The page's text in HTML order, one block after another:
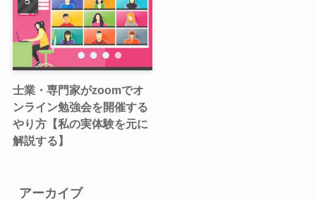
士業・専門家がzoomでオ
ンライン勉強会を開催する
やり方【私の実体験を元に
解説する】
アーカイブ